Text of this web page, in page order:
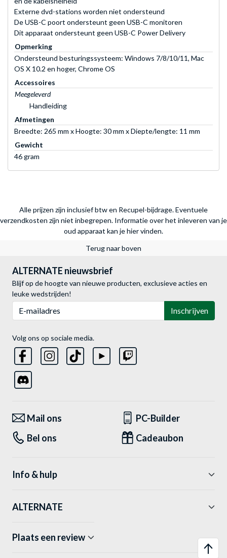
Externe dvd-stations worden niet ondersteund
De USB-C poort ondersteunt geen USB-C monitoren
Dit apparaat ondersteunt geen USB-C Power Delivery
Opmerking
Ondersteund besturingssysteem: Windows 7/8/10/11, Mac
OS X 10.2 en hoger, Chrome OS
Accessoires
Meegeleverd
Handleiding
Afmetingen
Breedte: 265 mm x Hoogte: 30 mm x Diepte/lengte: 11 mm
Gewicht
46 gram
Alle prijzen zijn inclusief btw en Recupel-bijdrage. Eventuele
verzendkosten zijn niet inbegrepen. Informatie over het inleveren van je
oud apparaat kan je hier vinden.
Terug naar boven
ALTERNATE nieuwsbrief
Blijf op de hoogte van nieuwe producten, exclusieve acties en
leuke wedstrijden!
Inschrijven
Volg ons op sociale media.
Mail ons
PC-Builder
Bel ons
Cadeaubon
Info & hulp
ALTERNATE
Plaats een review